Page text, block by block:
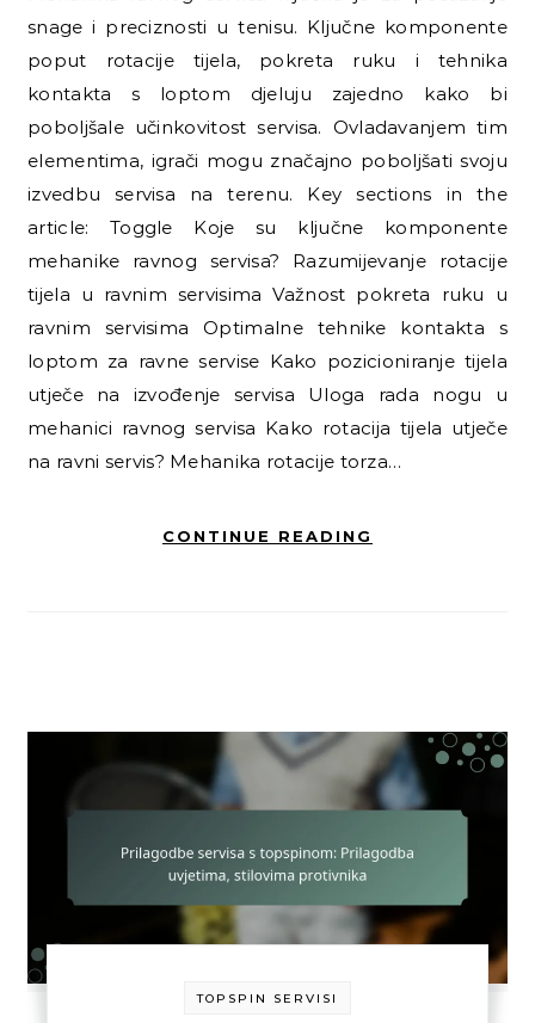
snage i preciznosti u tenisu. Ključne komponente
poput rotacije tijela, pokreta ruku i tehnika
kontakta s loptom djeluju zajedno kako bi
poboljšale učinkovitost servisa. Ovladavanjem tim
elementima, igrači mogu značajno poboljšati svoju
izvedbu servisa na terenu. Key sections in the
article: Toggle Koje su ključne komponente
mehanike ravnog servisa? Razumijevanje rotacije
tijela u ravnim servisima Važnost pokreta ruku u
ravnim servisima Optimalne tehnike kontakta s
loptom za ravne servise Kako pozicioniranje tijela
utječe na izvođenje servisa Uloga rada nogu u
mehanici ravnog servisa Kako rotacija tijela utječe
na ravni servis? Mehanika rotacije torza…
CONTINUE READING
TOPSPIN SERVISI